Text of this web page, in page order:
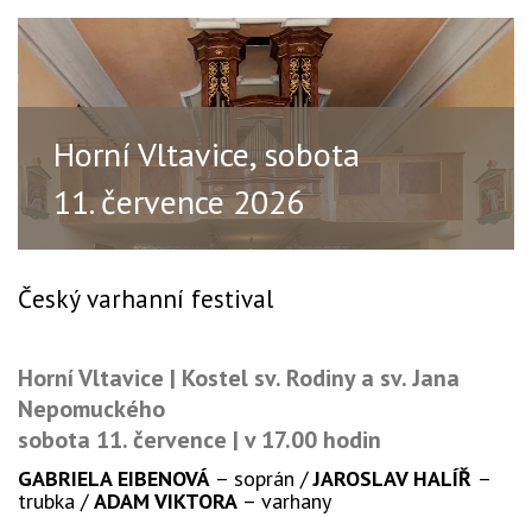
Horní Vltavice, sobota
11. července 2026
Český varhanní festival
Horní Vltavice | Kostel sv. Rodiny a sv. Jana
Nepomuckého
sobota 11. července | v 17.00 hodin
GABRIELA EIBENOVÁ – soprán /JAROSLAV HALÍŘ –
trubka /ADAM VIKTORA – varhany